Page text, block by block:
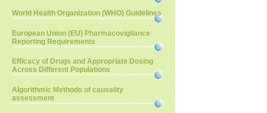
World Health Organization (WHO) Guidelines
European Union (EU) Pharmacovigilance
Reporting Requirements
Efficacy of Drugs and Appropriate Dosing
Across Different Populations
Algorithmic Methods of causality
assessment